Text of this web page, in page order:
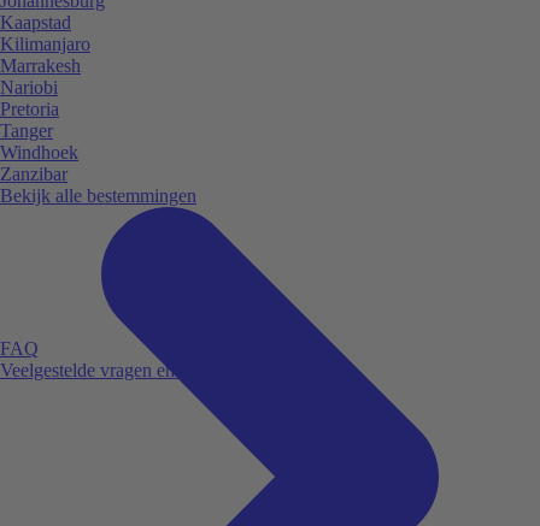
FAQ
Veelgestelde vragen en antwoorden.
Kaapstad
Kilimanjaro
Marrakesh
Nariobi
Pretoria
Tanger
Windhoek
Zanzibar
Bekijk alle bestemmingen